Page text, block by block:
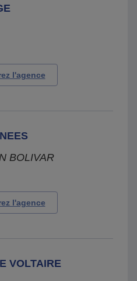
l'agence
BOLIVAR
l'agence
VOLTAIRE